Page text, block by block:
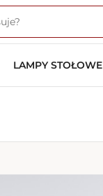
LAMPY STOŁOWE